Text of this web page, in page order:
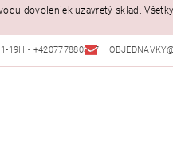
dovoleniek uzavretý sklad.
19H - +420777880397